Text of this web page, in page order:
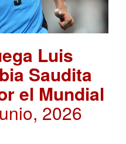
Luis
Saudita
el Mundial
2026